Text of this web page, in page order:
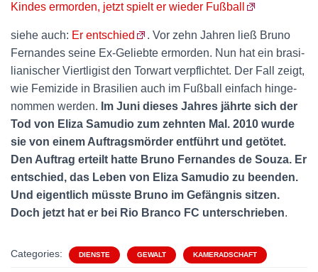
Kindes ermorden, jetzt spielt er wieder Fußball
siehe auch: Er ent­schied
. Vor zehn Jahren ließ Bruno
Fer­nandes seine Ex-Geliebte ermorden. Nun hat ein bra­si­
lia­ni­scher Viert­li­gist den Tor­wart ver­pflichtet. Der Fall zeigt,
wie Femi­zide in Bra­si­lien auch im Fuß­ball ein­fach hin­ge­
nommen werden. Im Juni dieses Jahres jährte sich der
Tod von Eliza Samudio zum zehnten Mal. 2010 wurde
sie von einem Auf­trags­mörder ent­führt und getötet.
Den Auf­trag erteilt hatte Bruno Fer­nandes de Souza. Er
ent­schied, das Leben von Eliza Samudio zu beenden.
Und eigent­lich müsste Bruno im Gefängnis sitzen.
Doch jetzt hat er bei Rio Branco FC unter­schrieben.
Categories: DIENSTE GEWALT KAMERADSCHAFT